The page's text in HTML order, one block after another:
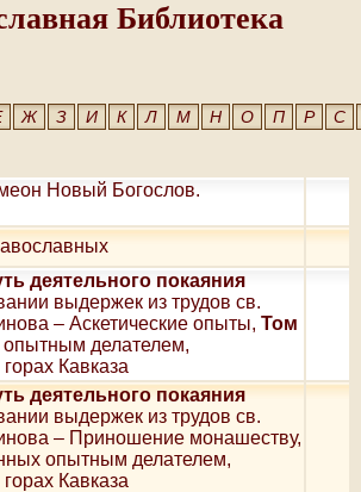
Библиотека
Ж З И К Л М Н О П Р С
Новый Богослов.
деятельного покаяния
выдержек из трудов св.
– Аскетические опыты, Том
опытным делателем,
Кавказа
деятельного покаяния
выдержек из трудов св.
– Приношение монашеству,
опытным делателем,
Кавказа